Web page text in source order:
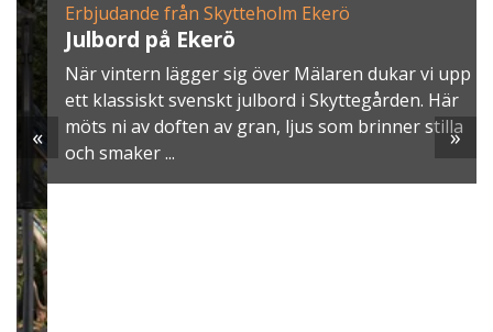
Erbjudande från Skytteholm Ekerö
Julbord på Ekerö
När vintern lägger sig över Mälaren dukar vi upp
ett klassiskt svenskt julbord i Skyttegården. Här
möts ni av doften av gran, ljus som brinner stilla
och smaker ...
« »